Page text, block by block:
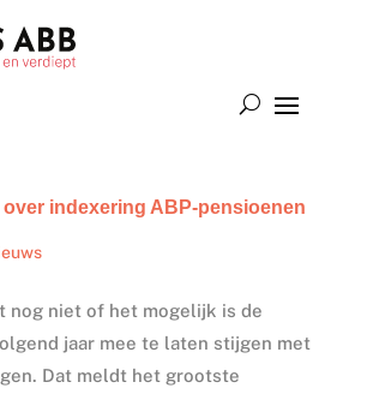
indexering ABP-pensioenen
nog niet of het mogelijk is de
jaar mee te laten stijgen met
Dat meldt het grootste